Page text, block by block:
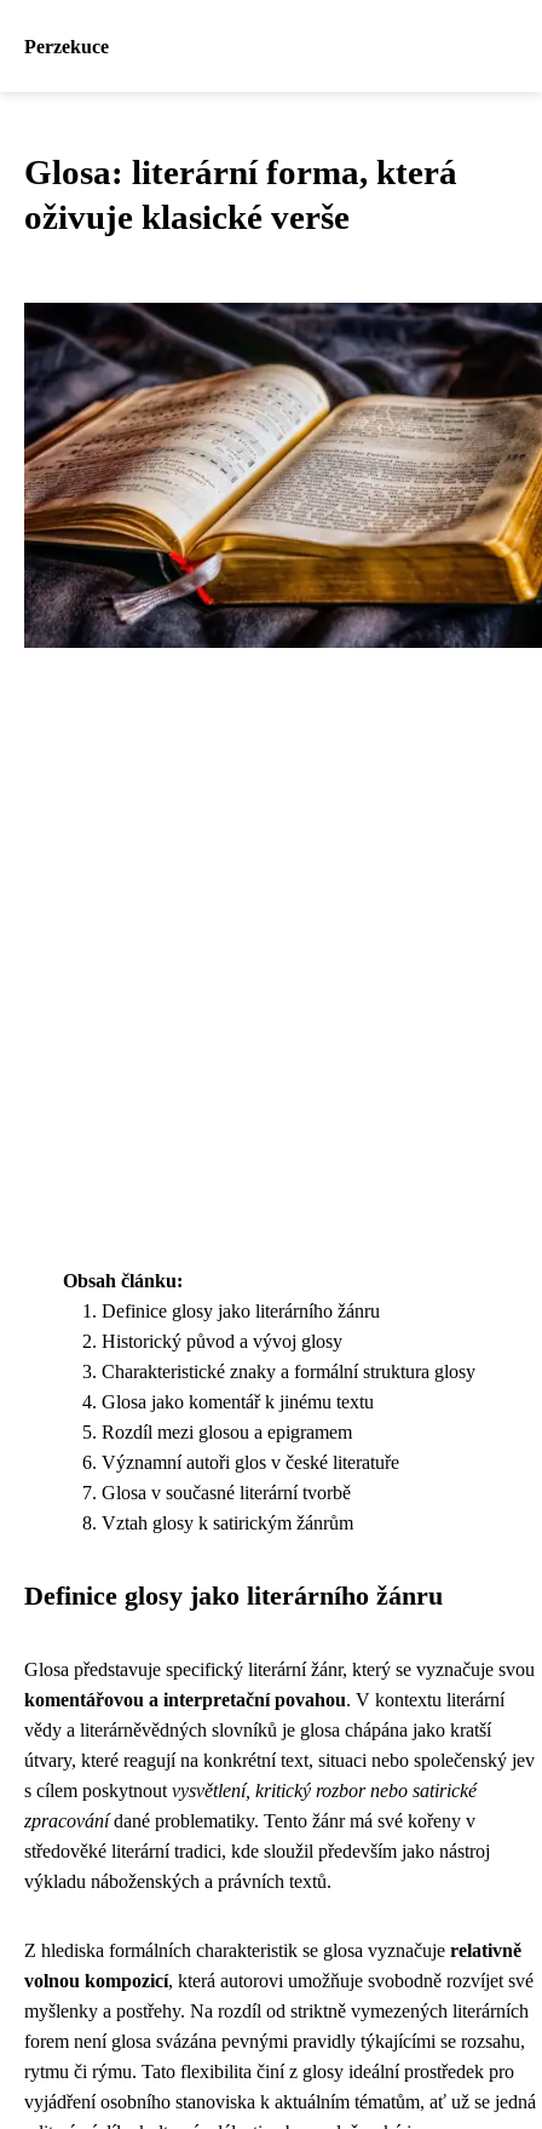
Perzekuce
Glosa: literární forma, která
oživuje klasické verše
Obsah článku:
Definice glosy jako literárního žánru
Historický původ a vývoj glosy
Charakteristické znaky a formální struktura glosy
Glosa jako komentář k jinému textu
Rozdíl mezi glosou a epigramem
Významní autoři glos v české literatuře
Glosa v současné literární tvorbě
Vztah glosy k satirickým žánrům
Definice glosy jako literárního žánru
Glosa představuje specifický literární žánr, který se vyznačuje svou
komentářovou a interpretační povahou. V kontextu literární
vědy a literárněvědných slovníků je glosa chápána jako kratší
útvary, které reagují na konkrétní text, situaci nebo společenský jev
s cílem poskytnout vysvětlení, kritický rozbor nebo satirické
zpracovánídané problematiky. Tento žánr má své kořeny v
středověké literární tradici, kde sloužil především jako nástroj
výkladu náboženských a právních textů.
Z hlediska formálních charakteristik se glosa vyznačuje relativně
volnou kompozicí, která autorovi umožňuje svobodně rozvíjet své
myšlenky a postřehy. Na rozdíl od striktně vymezených literárních
forem není glosa svázána pevnými pravidly týkajícími se rozsahu,
rytmu či rýmu. Tato flexibilita činí z glosy ideální prostředek pro
vyjádření osobního stanoviska k aktuálním tématům, ať už se jedná